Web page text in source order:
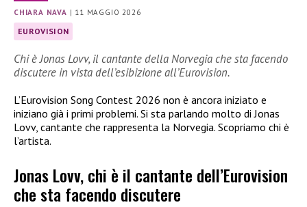
CHIARA NAVA | 11 MAGGIO 2026
EUROVISION
Chi è Jonas Lovv, il cantante della Norvegia che sta facendo
discutere in vista dell’esibizione all’Eurovision.
L’Eurovision Song Contest 2026 non è ancora iniziato e
iniziano già i primi problemi. Si sta parlando molto di Jonas
Lovv, cantante che rappresenta la Norvegia. Scopriamo chi è
l’artista.
Jonas Lovv, chi è il cantante dell’Eurovision
che sta facendo discutere